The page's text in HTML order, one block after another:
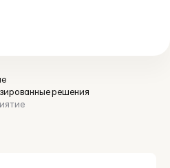
решения